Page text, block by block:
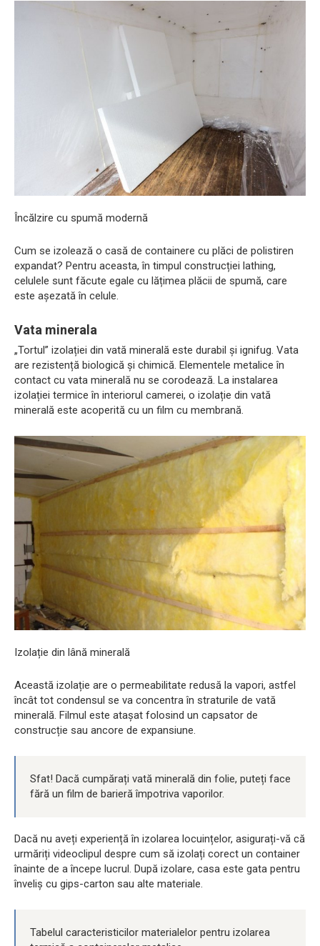
Încălzire cu spumă modernă
Cum se izolează o casă de containere cu plăci de polistiren
expandat? Pentru aceasta, în timpul construcției lathing,
celulele sunt făcute egale cu lățimea plăcii de spumă, care
este așezată în celule.
Vata minerala
„Tortul” izolației din vată minerală este durabil și ignifug. Vata
are rezistență biologică și chimică. Elementele metalice în
contact cu vata minerală nu se corodează. La instalarea
izolației termice în interiorul camerei, o izolație din vată
minerală este acoperită cu un film cu membrană.
Izolație din lână minerală
Această izolație are o permeabilitate redusă la vapori, astfel
încât tot condensul se va concentra în straturile de vată
minerală. Filmul este atașat folosind un capsator de
construcție sau ancore de expansiune.
Sfat! Dacă cumpărați vată minerală din folie, puteți face
fără un film de barieră împotriva vaporilor.
Dacă nu aveți experiență în izolarea locuințelor, asigurați-vă că
urmăriți videoclipul despre cum să izolați corect un container
înainte de a începe lucrul. După izolare, casa este gata pentru
înveliș cu gips-carton sau alte materiale.
Tabelul caracteristicilor materialelor pentru izolarea